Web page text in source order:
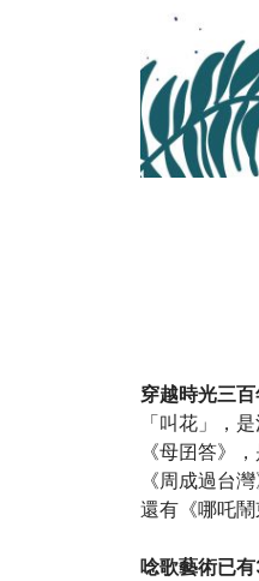
穿越時光三
「叫花」，
《母囝答》
《周成過台
還有《哪吒
唸歌藝術已